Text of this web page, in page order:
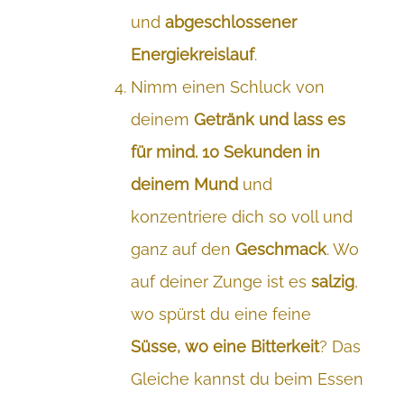
und abgeschlossener
Energiekreislauf.
Nimm einen Schluck von
deinem Getränk und lass es
für mind. 10 Sekunden in
deinem Mundund
konzentriere dich so voll und
ganz auf den Geschmack. Wo
auf deiner Zunge ist es salzig,
wo spürst du eine feine
Süsse, wo eine Bitterkeit? Das
Gleiche kannst du beim Essen